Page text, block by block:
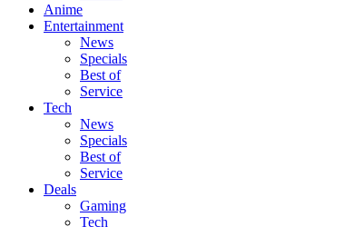
Anime
Entertainment
News
Specials
Best of
Service
Tech
News
Specials
Best of
Service
Deals
Gaming
Tech